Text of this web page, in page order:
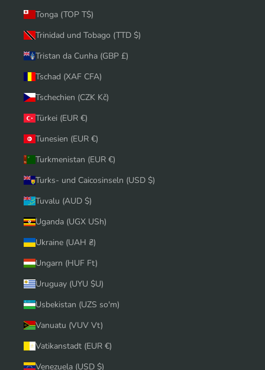
Tonga (TOP T$)
Trinidad und Tobago (TTD $)
Tristan da Cunha (GBP £)
Tschad (XAF CFA)
Tschechien (CZK Kč)
Türkei (EUR €)
Tunesien (EUR €)
Turkmenistan (EUR €)
Turks- und Caicosinseln (USD $)
Tuvalu (AUD $)
Uganda (UGX USh)
Ukraine (UAH ₴)
Ungarn (HUF Ft)
Uruguay (UYU $U)
Usbekistan (UZS so'm)
Vanuatu (VUV Vt)
Vatikanstadt (EUR €)
Venezuela (USD $)